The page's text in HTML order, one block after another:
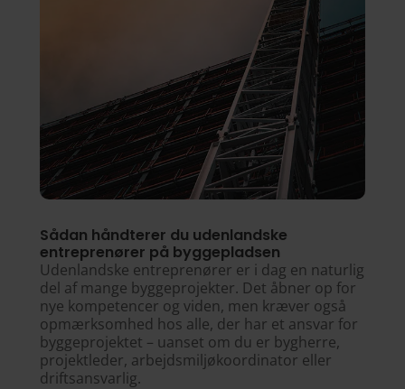
Sådan håndterer du udenlandske
entreprenører på byggepladsen
Udenlandske entreprenører er i dag en naturlig
del af mange byggeprojekter. Det åbner op for
nye kompetencer og viden, men kræver også
opmærksomhed hos alle, der har et ansvar for
byggeprojektet – uanset om du er bygherre,
projektleder, arbejdsmiljøkoordinator eller
driftsansvarlig.